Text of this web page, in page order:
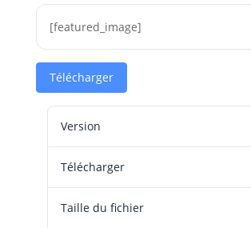
[featured_image]
Télécharger
Version
Télécharger
Taille du fichier